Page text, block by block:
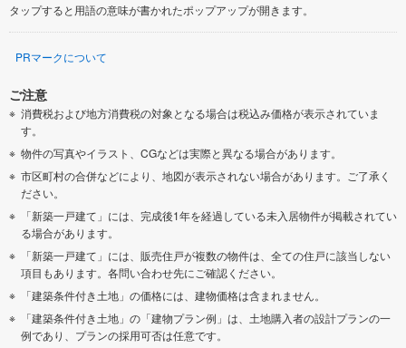
タップすると用語の意味が書かれたポップアップが開きます。
PRマークについて
ご注意
消費税および地方消費税の対象となる場合は税込み価格が表示されていま
す。
物件の写真やイラスト、CGなどは実際と異なる場合があります。
市区町村の合併などにより、地図が表示されない場合があります。ご了承く
ださい。
「新築一戸建て」には、完成後1年を経過している未入居物件が掲載されてい
る場合があります。
「新築一戸建て」には、販売住戸が複数の物件は、全ての住戸に該当しない
項目もあります。各問い合わせ先にご確認ください。
「建築条件付き土地」の価格には、建物価格は含まれません。
「建築条件付き土地」の「建物プラン例」は、土地購入者の設計プランの一
例であり、プランの採用可否は任意です。